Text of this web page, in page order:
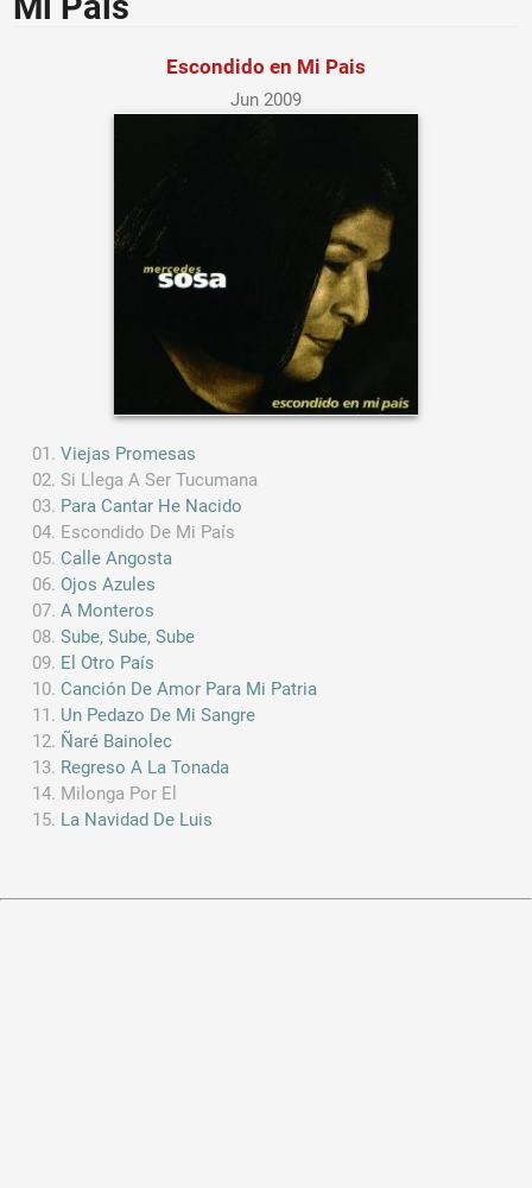
Escondido en Mi Pais
Jun 2009
Viejas Promesas
Si Llega A Ser Tucumana
Para Cantar He Nacido
Escondido De Mi País
Calle Angosta
Ojos Azules
A Monteros
Sube, Sube, Sube
El Otro País
Canción De Amor Para Mi Patria
Un Pedazo De Mi Sangre
Ñaré Bainolec
Regreso A La Tonada
Milonga Por El
La Navidad De Luis